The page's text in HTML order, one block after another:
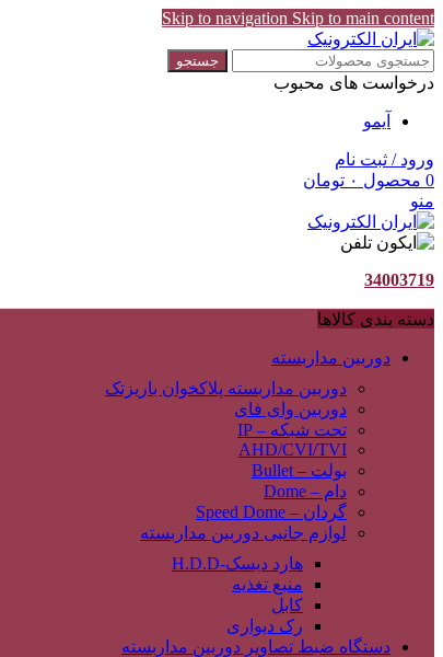
Skip to navigation Skip to main content
جستجو
درخواست های محبوب
آیمو
ورود / ثبت نام
0 محصول ۰ تومان
منو
34003719
دسته بندی کالاها
دوربین مداربسته
دوربین مداربسته پلاکخوان باریزتک
دوربین وای فای
تحت شبکه – IP
AHD/CVI/TVI
بولت – Bullet
دام – Dome
گردان – Speed Dome
لوازم جانبی دوربین مداربسته
هارد دیسک-H.D.D
منبع تغذیه
کابل
رک دیواری
دستگاه ضبط تصاویر دوربین مداربسته